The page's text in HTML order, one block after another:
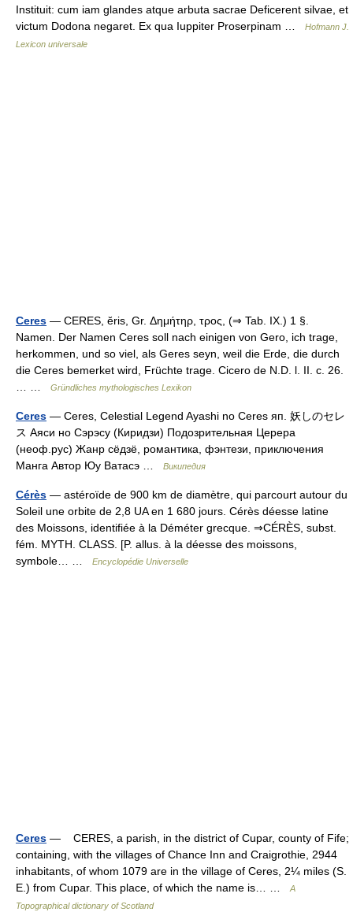
Instituit: cum iam glandes atque arbuta sacrae Deficerent silvae, et
victum Dodona negaret. Ex qua Iuppiter Proserpinam …
Hofmann J.
Lexicon universale
Ceres — CERES, ĕris, Gr. Δημήτηρ, τρος, (⇒ Tab. IX.) 1 §.
Namen. Der Namen Ceres soll nach einigen von Gero, ich trage,
herkommen, und so viel, als Geres seyn, weil die Erde, die durch
die Ceres bemerket wird, Früchte trage. Cicero de N.D. l. II. c. 26.
Gründliches mythologisches Lexikon
Ceres — Ceres, Celestial Legend Ayashi no Ceres яп. 妖しのセレ
ス Аяси но Сэрэсу (Киридзи) Подозрительная Церера
(неоф.рус) Жанр сёдзё, романтика, фэнтези, приключения
Манга Автор Юу Ватасэ …
Википедия
Cérès — astéroïde de 900 km de diamètre, qui parcourt autour du
Soleil une orbite de 2,8 UA en 1 680 jours. Cérès déesse latine
des Moissons, identifiée à la Déméter grecque. ⇒CÉRÈS, subst.
fém. MYTH. CLASS. [P. allus. à la déesse des moissons,
symbole… …
Encyclopédie Universelle
Ceres — CERES, a parish, in the district of Cupar, county of Fife;
containing, with the villages of Chance Inn and Craigrothie, 2944
inhabitants, of whom 1079 are in the village of Ceres, 2¼ miles (S.
E.) from Cupar. This place, of which the name is… …
A
Topographical dictionary of Scotland